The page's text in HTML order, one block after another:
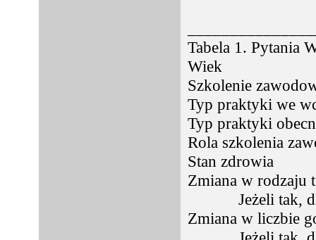
Tabela 1. Pytania
Wiek
Szkolenie
Typ praktyki we
Typ praktyki
Rola szkolenia
Stan zdrowia
Zmiana w rodzaju
Jeżeli tak,
Zmiana w liczbie